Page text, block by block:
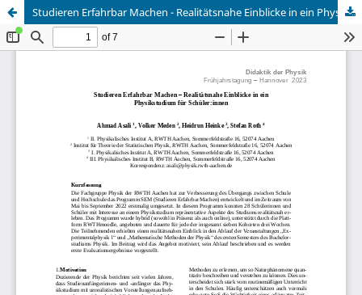
Studieren Erfahrbar Machen - Realitätsnahe Einblicke in ein Physikstudium für Schüler:innen